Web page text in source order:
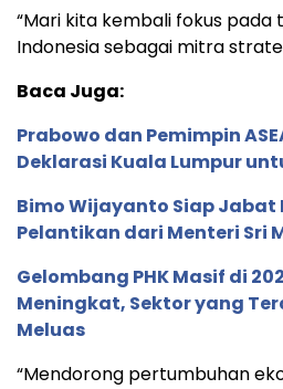
“Mari kita kembali fokus pada
Indonesia sebagai mitra
Baca Juga:
Prabowo dan Pemimpin
Deklarasi Kuala Lumpur
Bimo Wijayanto Siap Jabat
Pelantikan dari Menteri Sri
Gelombang PHK Masif di
Meningkat, Sektor yang
Meluas
“Mendorong pertumbuhan